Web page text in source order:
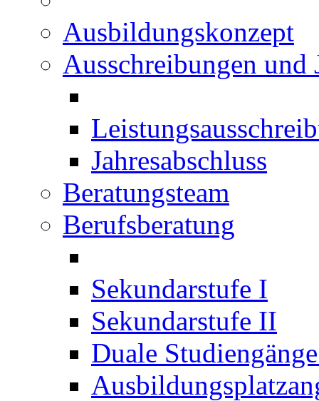
Ausbildungskonzept
Ausschreibungen und
Jahresabschluss
Beratungsteam
Berufsberatung
Sekundarstufe I
Sekundarstufe II
Duale